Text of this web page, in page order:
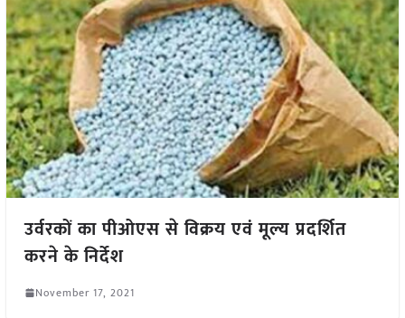
उर्वरकों का पीओएस से विक्रय एवं मूल्य प्रदर्शित
करने के निर्देश
November 17, 2021